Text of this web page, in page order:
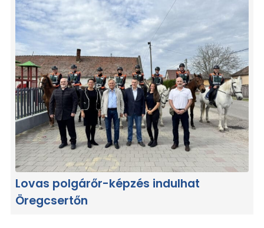
Lovas polgárőr-képzés indulhat
Öregcsertőn